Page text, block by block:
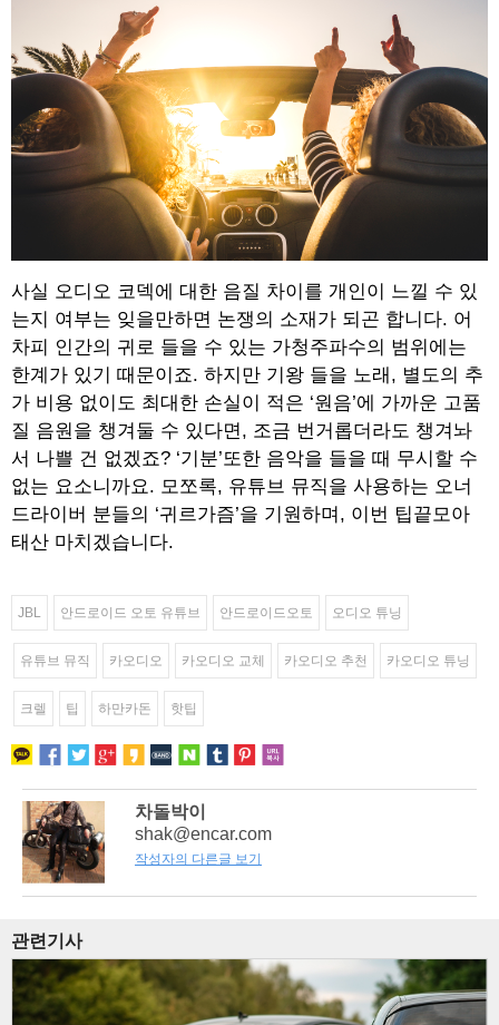
사실 오디오 코덱에 대한 음질 차이를 개인이 느낄 수 있
는지 여부는 잊을만하면 논쟁의 소재가 되곤 합니다. 어
차피 인간의 귀로 들을 수 있는 가청주파수의 범위에는
한계가 있기 때문이죠. 하지만 기왕 들을 노래, 별도의 추
가 비용 없이도 최대한 손실이 적은 ‘원음’에 가까운 고품
질 음원을 챙겨둘 수 있다면, 조금 번거롭더라도 챙겨놔
서 나쁠 건 없겠죠? ‘기분’또한 음악을 들을 때 무시할 수
없는 요소니까요. 모쪼록, 유튜브 뮤직을 사용하는 오너
드라이버 분들의 ‘귀르가즘’을 기원하며, 이번 팁끝모아
태산 마치겠습니다.
JBL 안드로이드 오토 유튜브 안드로이드오토 오디오 튜닝
유튜브 뮤직 카오디오 카오디오 교체 카오디오 추천 카오디오 튜닝
크렐 팁 하만카돈 핫팁
차돌박이
shak@encar.com
작성자의 다른글 보기
관련기사